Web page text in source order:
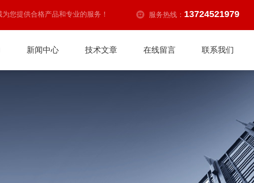
您提供合格产品和专业的服务！ 服务热线： 13724521979
新闻中心 技术文章 在线留言 联系我们